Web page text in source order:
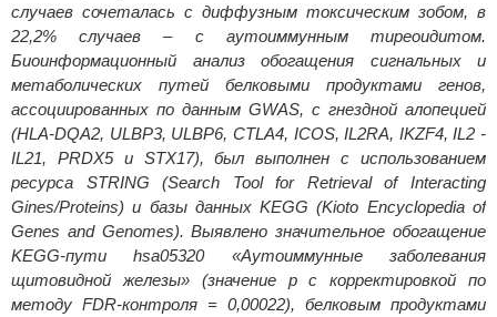
случаев сочеталась с диффузным токсическим зобом, в
22,2% случаев – с аутоиммунным тиреоидитом.
Биоинформационный анализ обогащения сигнальных и
метаболических путей белковыми продуктами генов,
ассоциированных по данным GWAS, с гнездной алопецией
(HLA-DQA2, ULBP3, ULBP6, CTLA4, ICOS, IL2RA, IKZF4, IL2 -
IL21, PRDX5 и STX17), был выполнен с использованием
ресурса STRING (Search Tool for Retrieval of Interacting
Gines/Proteins) и базы данных KEGG (Kioto Encyclopedia of
Genes and Genomes). Выявлено значительное обогащение
KEGG-пути hsa05320 «Аутоиммунные заболевания
щитовидной железы» (значение р с корректировкой по
методу FDR-контроля = 0,00022), белковым продуктами